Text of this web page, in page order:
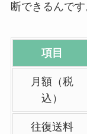
断できるんです
項目
月額（税
込）
往復送料